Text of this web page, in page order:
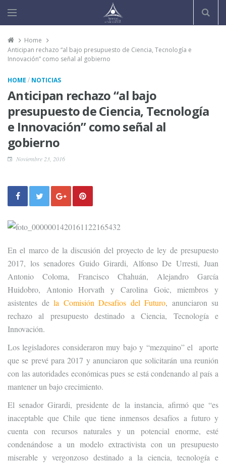
Home
Anticipan rechazo “al bajo presupuesto de Ciencia, Tecnología e
Innovación” como señal al gobierno
HOME / NOTICIAS
Anticipan rechazo “al bajo
presupuesto de Ciencia, Tecnología
e Innovación” como señal al
gobierno
Noviembre 23, 2016
En el marco de la discusión del proyecto de ley de presupuesto
2017, los senadores Guido Girardi, Alfonso De Urresti, Juan
Antonio Coloma, Francisco Chahuán, Alejandro García
Huidobro, Antonio Horvath y Carolina Goic, miembros y
asistentes de la Comisión Desafíos del Futuro, anunciaron su
rechazo al presupuesto destinado a Ciencia, Tecnología e
Innovación.
Los legisladores consideraron muy bajo y “mezquino” el aporte
que se prevé para 2017 y anunciaron que solicitarán una reunión
con las autoridades económicas pues se está condenando al país a
mantener un bajo crecimiento.
El senador Girardi, presidente de la instancia, afirmó que “es
inaceptable que Chile que tiene inmensos desafíos a futuro y
cuenta con recursos naturales y un potencial enorme, esté
condenándose a un modelo extractivista con un presupuesto
miserable y vergonzoso destinado a la ciencia, tecnología e